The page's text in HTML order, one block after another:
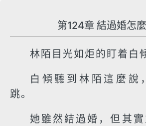
第124章 結過婚怎麼
林陌目光如炬的盯着白
白傾聽到林陌這麼說
跳。
她雖然結過婚，但其